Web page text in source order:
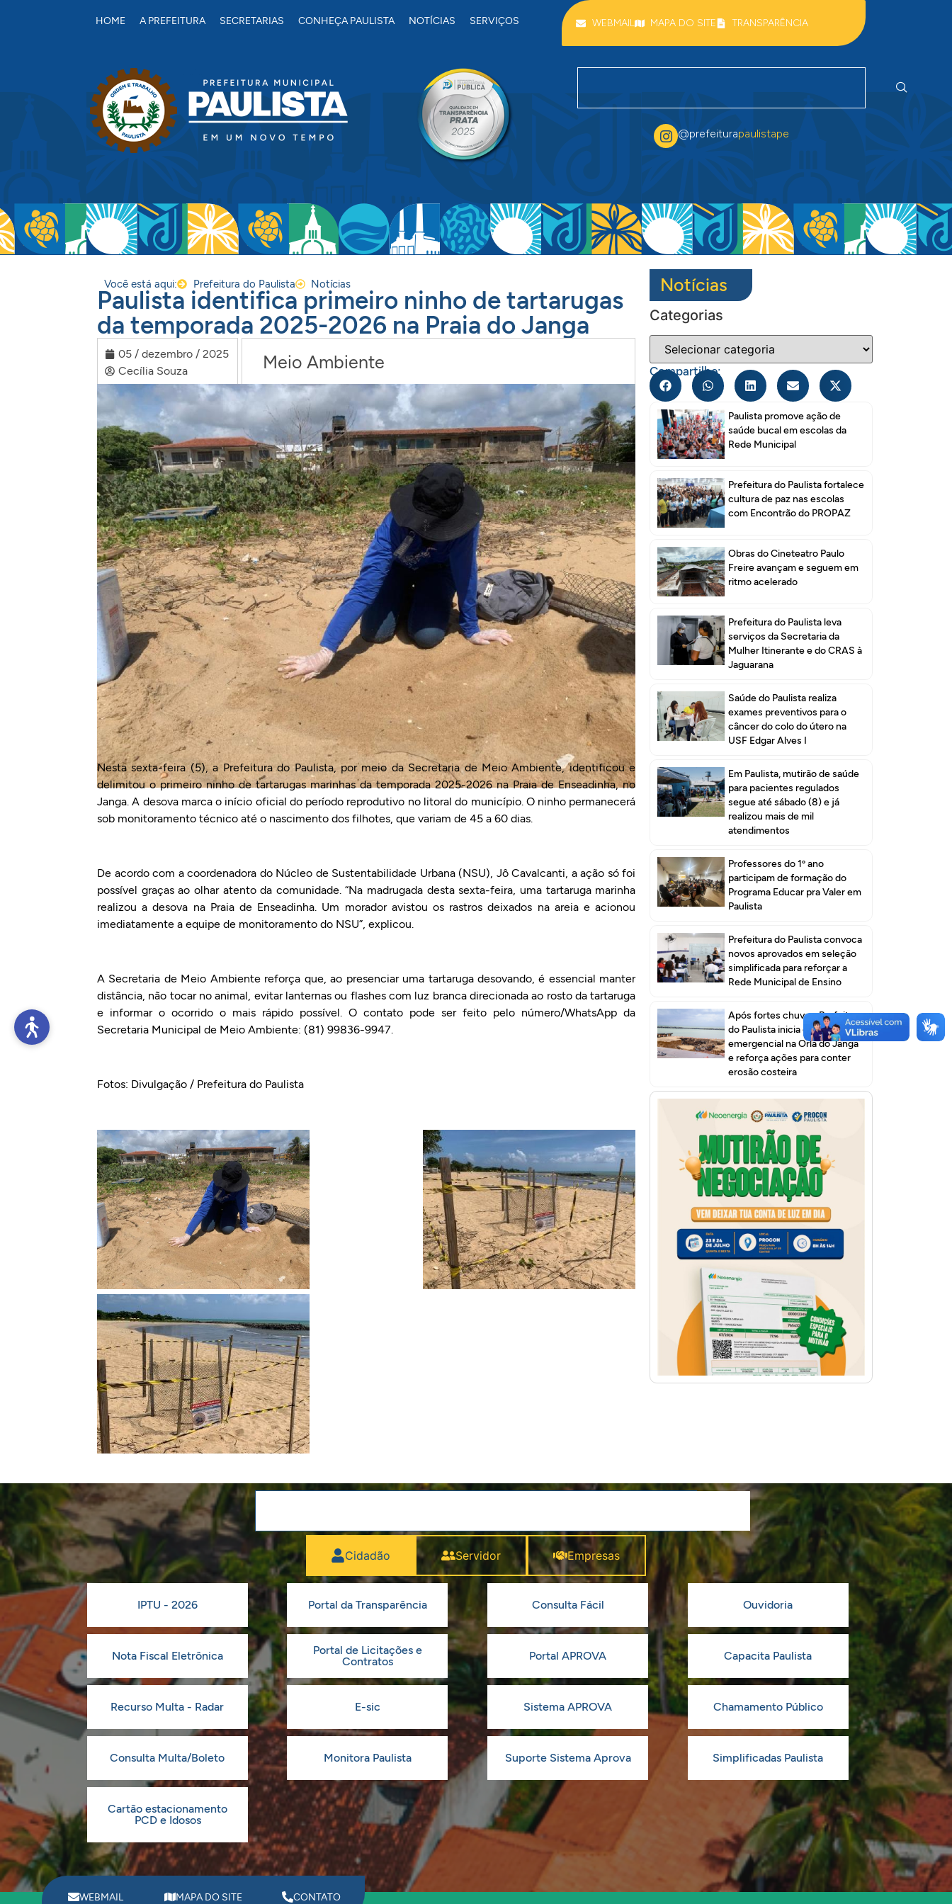
HOME A PREFEITURA SECRETARIAS CONHEÇA PAULISTA NOTÍCIAS SERVIÇOS WEBMAIL MAPA DO SITE TRANSPARÊNCIA
@prefeiturapaulistape
Você está aqui: Prefeitura do Paulista Notícias
Paulista identifica primeiro ninho de tartarugas
da temporada 2025-2026 na Praia do Janga
05 / dezembro / 2025
Cecília Souza
Meio Ambiente
Nesta sexta-feira (5), a Prefeitura do Paulista, por meio da Secretaria de Meio Ambiente, identificou e
delimitou o primeiro ninho de tartarugas marinhas da temporada 2025-2026 na Praia de Enseadinha, no
Janga. A desova marca o início oficial do período reprodutivo no litoral do município. O ninho permanecerá
sob monitoramento técnico até o nascimento dos filhotes, que variam de 45 a 60 dias.
De acordo com a coordenadora do Núcleo de Sustentabilidade Urbana (NSU), Jô Cavalcanti, a ação só foi
possível graças ao olhar atento da comunidade. “Na madrugada desta sexta-feira, uma tartaruga marinha
realizou a desova na Praia de Enseadinha. Um morador avistou os rastros deixados na areia e acionou
imediatamente a equipe de monitoramento do NSU”, explicou.
A Secretaria de Meio Ambiente reforça que, ao presenciar uma tartaruga desovando, é essencial manter
distância, não tocar no animal, evitar lanternas ou flashes com luz branca direcionada ao rosto da tartaruga
e informar o ocorrido o mais rápido possível. O contato pode ser feito pelo número/WhatsApp da
Secretaria Municipal de Meio Ambiente: (81) 99836-9947.
Fotos: Divulgação / Prefeitura do Paulista
Notícias
Categorias
Compartilhe:
Paulista promove ação de
saúde bucal em escolas da
Rede Municipal
Prefeitura do Paulista fortalece
cultura de paz nas escolas
com Encontrão do PROPAZ
Obras do Cineteatro Paulo
Freire avançam e seguem em
ritmo acelerado
Prefeitura do Paulista leva
serviços da Secretaria da
Mulher Itinerante e do CRAS à
Jaguarana
Saúde do Paulista realiza
exames preventivos para o
câncer do colo do útero na
USF Edgar Alves I
Em Paulista, mutirão de saúde
para pacientes regulados
segue até sábado (8) e já
realizou mais de mil
atendimentos
Professores do 1º ano
participam de formação do
Programa Educar pra Valer em
Paulista
Prefeitura do Paulista convoca
novos aprovados em seleção
simplificada para reforçar a
Rede Municipal de Ensino
Após fortes chuvas, Prefeitura
do Paulista inicia obra
emergencial na Orla do Janga
e reforça ações para conter
erosão costeira
Cidadão Servidor Empresas
IPTU - 2026 Portal da Transparência Consulta Fácil Ouvidoria
Nota Fiscal Eletrônica
Portal de Licitações e
Contratos
Portal APROVA Capacita Paulista
Recurso Multa - Radar E-sic Sistema APROVA Chamamento Público
Consulta Multa/Boleto Monitora Paulista Suporte Sistema Aprova Simplificadas Paulista
Cartão estacionamento
PCD e Idosos
WEBMAIL MAPA DO SITE CONTATO